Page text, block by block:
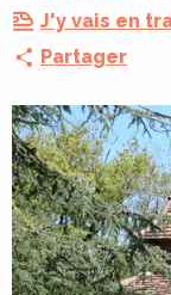
J'y vais en
Partager